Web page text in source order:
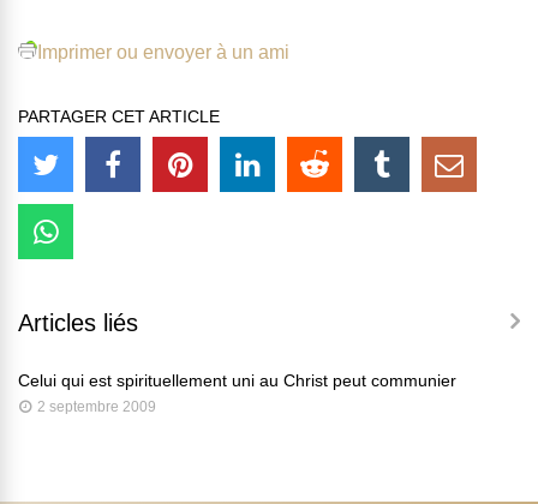
Imprimer ou envoyer à un ami
PARTAGER CET ARTICLE
Articles liés
Celui qui est spirituellement uni au Christ peut communier
2 septembre 2009